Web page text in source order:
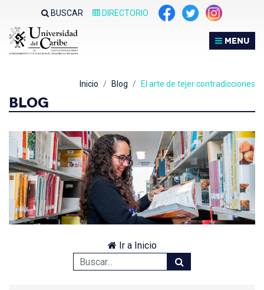
BUSCAR DIRECTORIO
MENU
Inicio Blog El arte de tejer contradicciones
BLOG
Ir a Inicio